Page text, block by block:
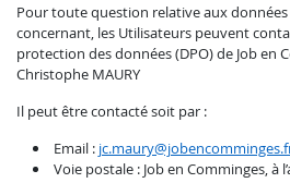
Pour toute question relative aux
concernant, les Utilisateurs peuvent
protection des données (DPO) de Job en
Christophe MAURY
Il peut être contacté soit par :
Email :
Voie postale : Job en Comminges, à